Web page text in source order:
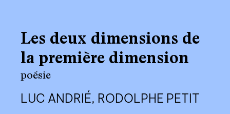
au-delà du livre ↓
lectures performées
Les deux dimensions de
la première dimension
poésie
LUC ANDRIÉ, RODOLPHE PETIT